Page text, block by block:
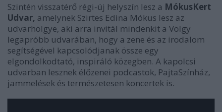
Szintén visszatérő régi-új helyszín lesz a MókusKert
Udvar, amelynek Szirtes Edina Mókus lesz az
udvarhölgye, aki arra invitál mindenkit a Völgy
legapróbb udvarában, hogy a zene és az irodalom
segítségével kapcsolódjanak össze egy
elgondolkodtató, inspiráló közegben. A kapolcsi
udvarban lesznek élőzenei podcastok, PajtaSzínház,
jammelések és természetesen koncertek is.